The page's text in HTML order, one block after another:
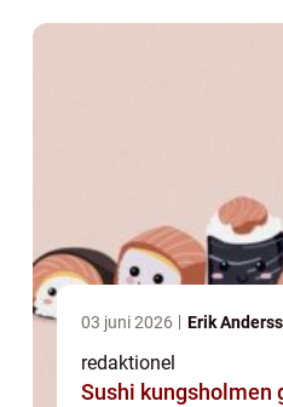
03 juni 2026 Erik
redaktionel
Sushi kungsholmen guide till smak,